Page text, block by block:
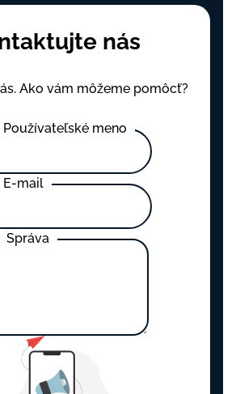
nás
Ako vám môžeme pomôcť?
Používateľské meno
E-mail
Správa